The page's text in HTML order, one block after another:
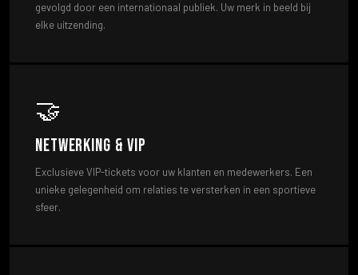
gevolgd door een internationaal publiek. Uw merk in beeld bij
elke uitzending.
🤝
Netwerking & VIP
Exclusieve VIP-tickets voor uw klanten en medewerkers. Een
unieke gelegenheid om relaties te versterken in een sportieve
sfeer.